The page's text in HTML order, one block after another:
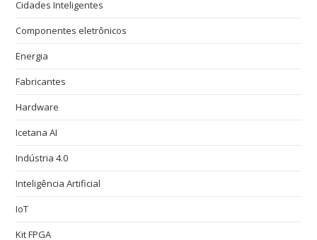
Cidades Inteligentes
Componentes eletrônicos
Energia
Fabricantes
Hardware
Icetana AI
Indústria 4.0
Inteligência Artificial
IoT
Kit FPGA